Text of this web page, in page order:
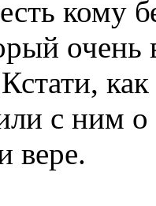
кому
очень
как
с ним о
вере.